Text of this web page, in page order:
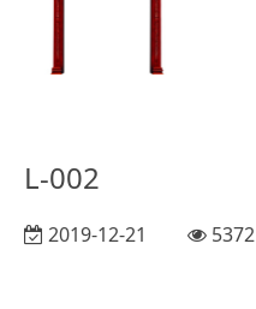
L-002
2019-12-21 5372